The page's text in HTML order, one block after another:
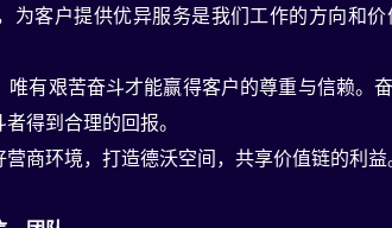
为客户提供优异服务是我们工作的方向和
有艰苦奋斗才能赢得客户的尊重与信赖。
得到合理的回报。
商环境，打造德沃空间，共享价值链的利益